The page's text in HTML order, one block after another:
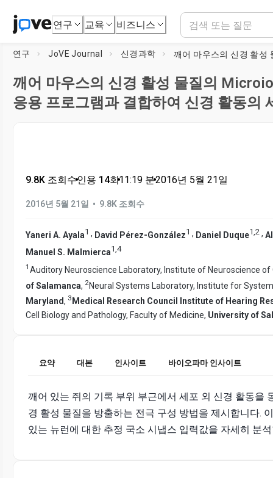
연구 교육 비즈니스
연구 JoVE Journal 신경과학
깨어 마우스의 신경 활성 물질의
응용 프로그램과 결합하여 신경 활동의
9.8K 조회수•인용 14회•11:19 분•2016년 5월 21일
2016년 5월 21일 • 9.8K 조회수
Yaneri A. Ayala1 , David Pérez-González1 , Daniel Duque1,2 ,
Manuel S. Malmierca1 4
1 Auditory Neuroscience Laboratory, Institute of Neuroscience of
of Salamanca, 2Neural Systems Laboratory, Institute for
Maryland, 3 Medical Research Council Institute of Hearing
Cell Biology and Pathology, Faculty of Medicine, University of
요약 대본 인사이트 바이오파마 인사이트
깨어 있는 쥐의 기록 부위 부근에서 세포 외 신경 활동을
경 활성 물질을 방출하는 전극 구성 방법을 제시합니다.
있는 뉴런에 대한 추정 국소 시냅스 입력값을 자세히 분